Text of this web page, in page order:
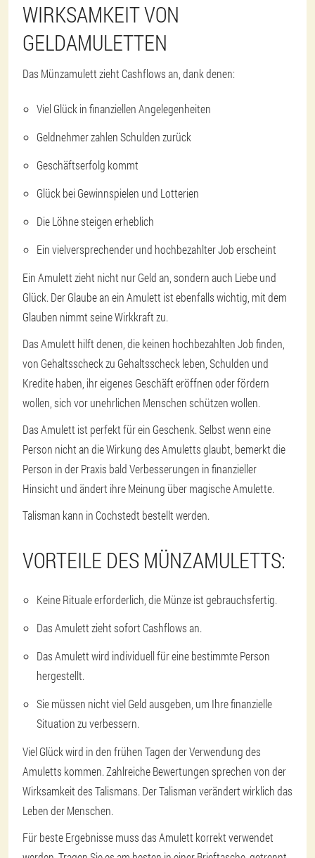
WIRKSAMKEIT VON
GELDAMULETTEN
Das Münzamulett zieht Cashflows an, dank denen:
Viel Glück in finanziellen Angelegenheiten
Geldnehmer zahlen Schulden zurück
Geschäftserfolg kommt
Glück bei Gewinnspielen und Lotterien
Die Löhne steigen erheblich
Ein vielversprechender und hochbezahlter Job erscheint
Ein Amulett zieht nicht nur Geld an, sondern auch Liebe und
Glück. Der Glaube an ein Amulett ist ebenfalls wichtig, mit dem
Glauben nimmt seine Wirkkraft zu.
Das Amulett hilft denen, die keinen hochbezahlten Job finden,
von Gehaltsscheck zu Gehaltsscheck leben, Schulden und
Kredite haben, ihr eigenes Geschäft eröffnen oder fördern
wollen, sich vor unehrlichen Menschen schützen wollen.
Das Amulett ist perfekt für ein Geschenk. Selbst wenn eine
Person nicht an die Wirkung des Amuletts glaubt, bemerkt die
Person in der Praxis bald Verbesserungen in finanzieller
Hinsicht und ändert ihre Meinung über magische Amulette.
Talisman kann in Cochstedt bestellt werden.
VORTEILE DES MÜNZAMULETTS:
Keine Rituale erforderlich, die Münze ist gebrauchsfertig.
Das Amulett zieht sofort Cashflows an.
Das Amulett wird individuell für eine bestimmte Person
hergestellt.
Sie müssen nicht viel Geld ausgeben, um Ihre finanzielle
Situation zu verbessern.
Viel Glück wird in den frühen Tagen der Verwendung des
Amuletts kommen. Zahlreiche Bewertungen sprechen von der
Wirksamkeit des Talismans. Der Talisman verändert wirklich das
Leben der Menschen.
Für beste Ergebnisse muss das Amulett korrekt verwendet